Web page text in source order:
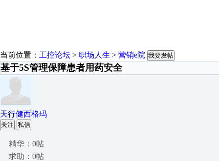
当前位置： 工控论坛 > 职场人生 > 营销e院 我要发帖
基于5S管理保障患者用药安全
天行健西格玛
关注 私信
精华：0帖
求助：0帖